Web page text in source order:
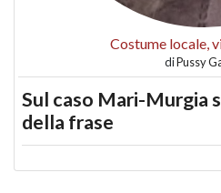
Costume locale,
diPussy
Sul caso Mari-Murgia
della frase